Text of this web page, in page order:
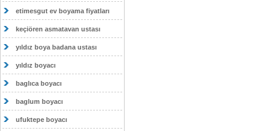
etimesgut ev boyama fiyatları
keçiören asmatavan ustası
yıldız boya badana ustası
yıldız boyacı
baglıca boyacı
baglum boyacı
ufuktepe boyacı